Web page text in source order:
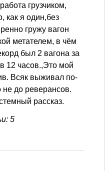
грузчиком,
как я один,без
гружу вагон
метателем, в чём
был 2 вагона за
12 часов.,Это мой
Всяк выживал по-
до реверансов.
рассказ.
5